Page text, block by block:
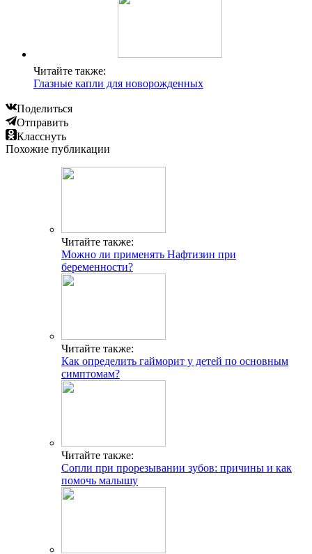
Читайте также:
Глазные капли для новорожденных
Поделиться
Отправить
Класснуть
Похожие публикации
Читайте также:
Можно ли применять Нафтизин при
беременности?
Читайте также:
Как определить гайморит у детей по основным
симптомам?
Читайте также:
Сопли при прорезывании зубов: причины и как
помочь малышу